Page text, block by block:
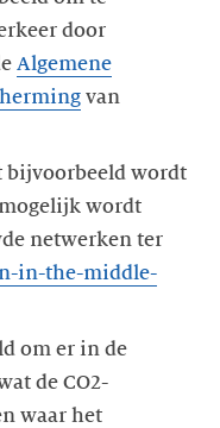
door
Algemene
van
bijvoorbeeld wordt
wordt
netwerken ter
in-the-middle-
om er in de
de CO2-
waar het